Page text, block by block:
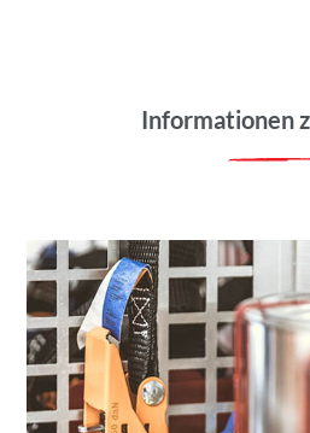
Informationen